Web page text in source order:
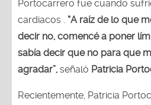
Portocarrero fue cuando
cardiacos . “A raíz de lo que
decir no, comencé a poner
sabía decir que no para que
agradar”, señaló Patricia
Recientemente, Patricia